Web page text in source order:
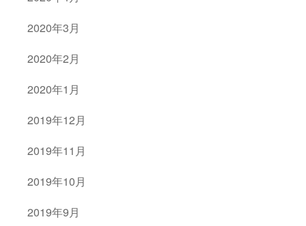
2020年3月
2020年2月
2020年1月
2019年12月
2019年11月
2019年10月
2019年9月